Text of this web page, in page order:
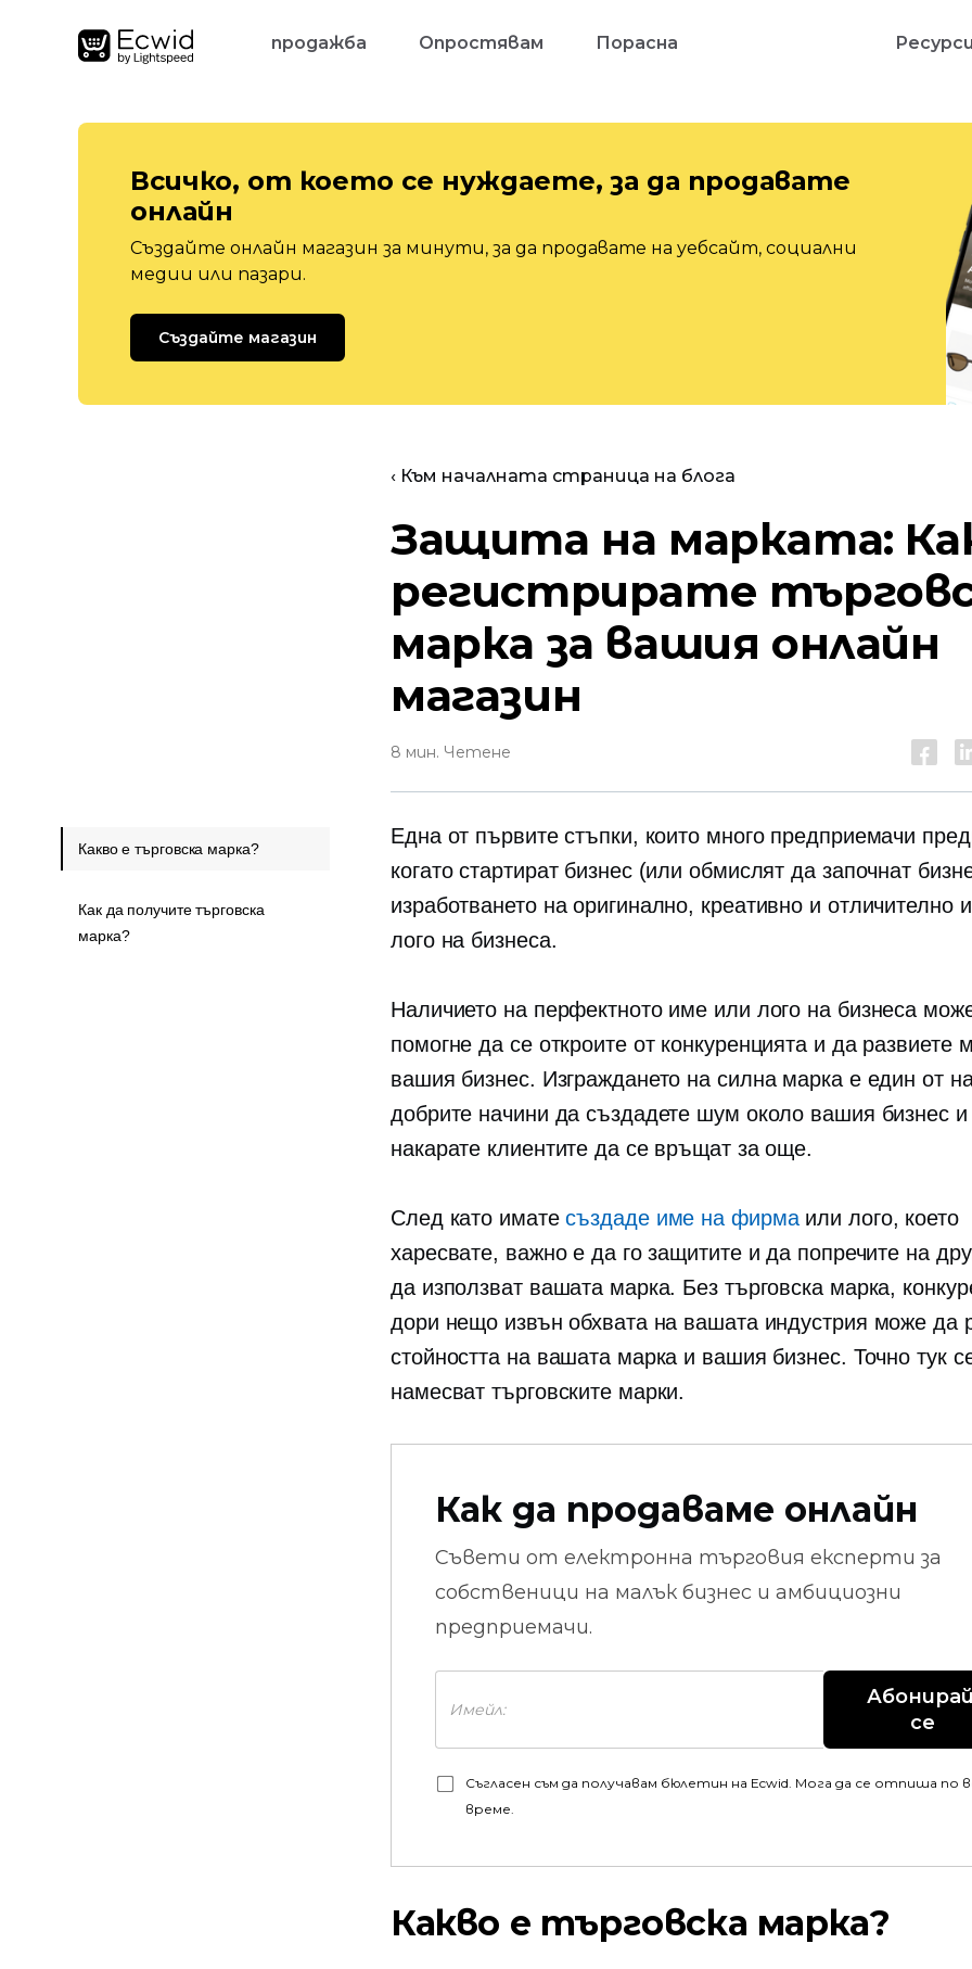
продажба Опростявам Порасна Ресурси
Всичко, от което се нуждаете, за да продавате
онлайн
Създайте онлайн магазин за минути, за да продавате на уебсайт, социални
медии или пазари.
Създайте магазин
‹ Към началната страница на блога
Защита на марката:
регистрирате
марка за вашия онлайн
магазин
8 мин. Четене
Една от първите стъпки, които много предприемачи
когато стартират бизнес (или обмислят да започнат
изработването на оригинално, креативно и отличително
лого на бизнеса.
Наличието на перфектното име или лого на бизнеса
помогне да се откроите от конкуренцията и да развиете
вашия бизнес. Изграждането на силна марка е един от
добрите начини да създадете шум около вашия бизнес
накарате клиентите да се връщат за още.
След като иматесъздаде име на фирмаили лого, което
харесвате, важно е да го защитите и да попречите на
да използват вашата марка. Без търговска марка,
дори нещо извън обхвата на вашата индустрия може да
стойността на вашата марка и вашия бизнес. Точно тук
намесват търговските марки.
Как да продаваме онлайн
Съвети от електронна търговия експерти за
собственици на малък бизнес и амбициозни
предприемачи.
Абонирай
се
Съгласен съм да получавам бюлетин на Ecwid. Мога да се отпиша по
време.
Какво е търговска марка?
Какво е търговска марка?
Как да получите търговска
марка?